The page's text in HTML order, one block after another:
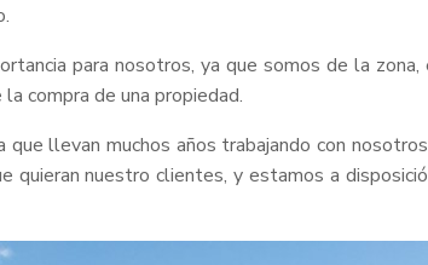
para nosotros, ya que somos de la
compra de una propiedad.
llevan muchos años trabajando con
quieran nuestro clientes, y estamos a